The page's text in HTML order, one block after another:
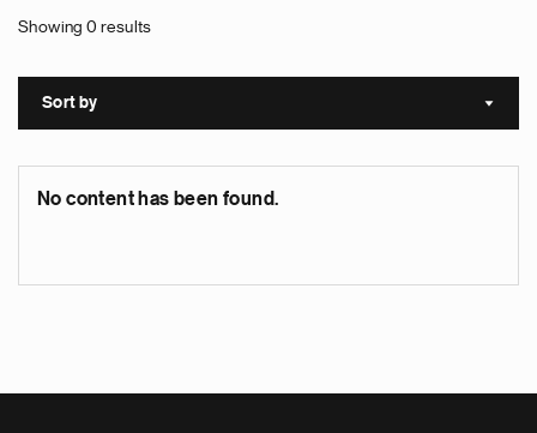
Showing 0 results
Sort by Sort
No content has been found.